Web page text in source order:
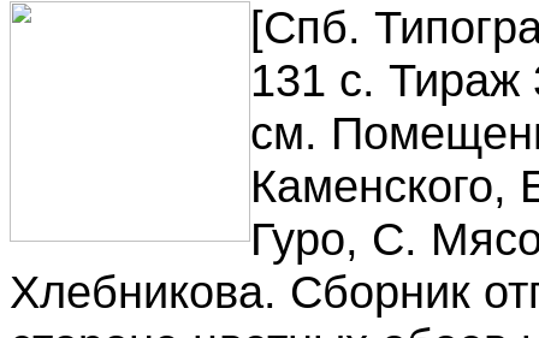
[Спб.
131 с. Тираж
см.
Гуро, С.
Хлебникова. Сборник